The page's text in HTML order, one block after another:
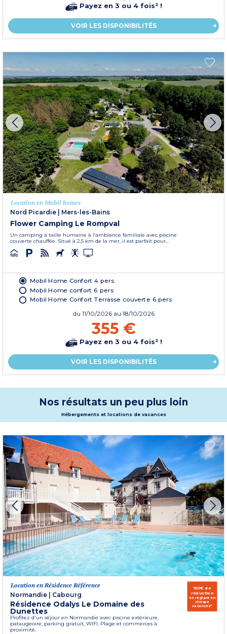
Payez en 3 ou 4 fois² !
VOIR LES DISPONIBILITÉS
Location en Mobil homes
Nord Picardie | Mers-les-Bains
Flower Camping Le Rompval
Un camping à taille humaine à l’ambiance familiale avec piscine
couverte chauffée. Situé à 2,5 km de la mer, il est parfait pour...
Mobil Home Confort 4 pers.
Mobil Home confort 6 pers
Mobil Home Confort Terrasse couverte 6 pers
du 11/10/2026 au 18/10/2026
355 €
Payez en 3 ou 4 fois² !
VOIR LES DISPONIBILITÉS
Nos résultats un peu plus loin
Hébergements et locations de vacances
Location en Résidence Référence
Normandie | Cabourg
Résidence Odalys Le Domaine des
Dunettes
Profitez d'un séjour en Normandie avec piscine extérieure,
pataugeoire, parking gratuit, WIFI. Plage et commerces à
proximité.
150€ de
réduction
en réglant en
chèque
vacances*